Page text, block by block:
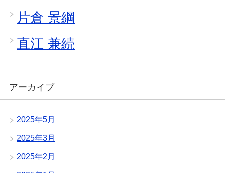
片倉 景綱
直江 兼続
アーカイブ
2025年5月
2025年3月
2025年2月